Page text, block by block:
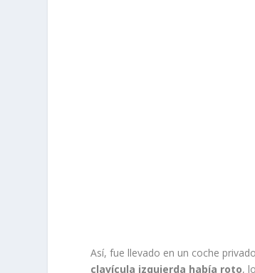
Así, fue llevado en un coche
clavícula izquierda había roto,